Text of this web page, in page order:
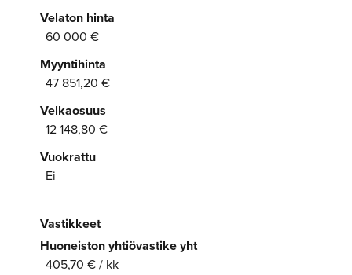
Velaton hinta
60 000 €
Myyntihinta
47 851,20 €
Velkaosuus
12 148,80 €
Vuokrattu
Ei
Vastikkeet
Huoneiston yhtiövastike yht
405,70 € / kk